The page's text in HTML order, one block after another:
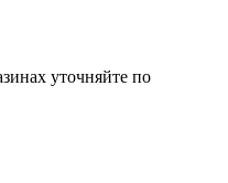
уточняйте по